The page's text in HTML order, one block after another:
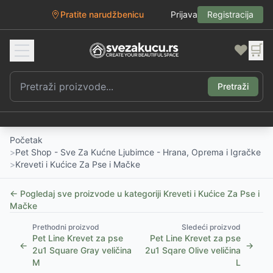
Pratite narudžbenicu Prijava Registracija
❤️ 🛒
Pretraži
Početak
>Pet Shop - Sve Za Kućne Ljubimce - Hrana, Oprema i Igračke
>Kreveti i Kućice Za Pse i Mačke
← Pogledaj sve proizvode u kategoriji Kreveti i Kućice Za Pse i
Mačke
←
Prethodni proizvod
Pet Line Krevet za pse
2u1 Square Gray veličina
M
Sledeći proizvod
Pet Line Krevet za pse
2u1 Sqare Olive veličina
L
→